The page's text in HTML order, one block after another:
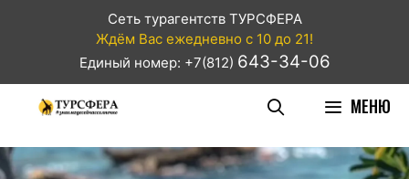
Сеть турагентств ТУРСФЕРА
Ждём Вас ежедневно с 10 до 21!
Единый номер: +7(812) 643-34-06
МЕНЮ